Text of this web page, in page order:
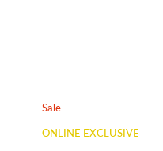
Sale
ONLINE EXCLUSIVE